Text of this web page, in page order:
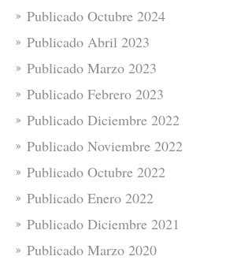
Publicado Octubre 2024
Publicado Abril 2023
Publicado Marzo 2023
Publicado Febrero 2023
Publicado Diciembre 2022
Publicado Noviembre 2022
Publicado Octubre 2022
Publicado Enero 2022
Publicado Diciembre 2021
Publicado Marzo 2020